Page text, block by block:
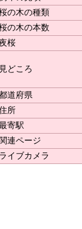
の木の種類
の木の本数
桜
見どころ
道府県
所
寄駅
関連ページ
ライブカメラ